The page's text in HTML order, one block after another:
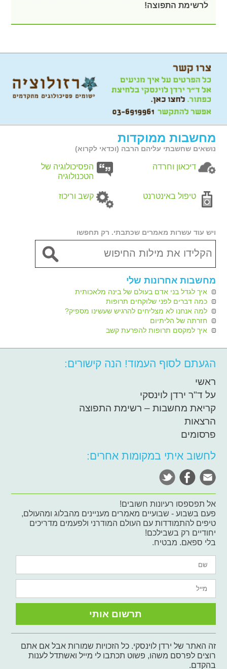
לרשימת התפוצה!
מחשבות ממוקדות
נושאים שחשבתי עליהם הרבה (וכדאי לקרוא)
דיכאון וחרדה
הפסיכולוגיה של
הטכנולוגיה
טיפול באינטרנט קשב וריכוז
ויש עוד עשרות מאמרים שכתבתי. רק תחפשו
מחשבות אחרונות שלי
איך לגדל בני אדם בעולם של בינה מלאכותית
כמה דברים לפני שלוקחים תרופות
למה אנחנו לא מצליחים להרגיש שעשינו מספיק?
חזרתה של הליתיום
איך למקסם תרופות להפרעת קשב
הגעתם לסוף העמוד! הנה קישורים:
ראשי
על ד"ר ירדן לוינסקי
קריאת מחשבות – רשימת התפוצה
הרצאות
פרסומים
לחשוב איתי במקומות אחרים:
אל תפספסו רעיונות חשובים!
פעם בשבוע - שבועיים מאמרים מעניינים מהבלוג ומהעולם,
טיפים להתמודדות עם העולם המודרני ולפעמים מדריכים
יחודיים רק בשבילכם!
בלי ספאם. מבטיח.
זה האתר של ירדן לוינסקי. כל הזכויות שמורות אבל אם אתם
רוצים לפרסם משהו, פשוט תכתבו לי מייל ואשתדל לענות
בהקדם.